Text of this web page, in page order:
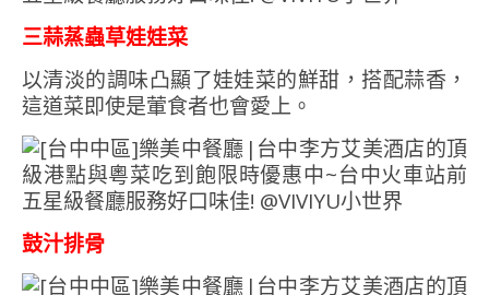
三蒜蒸蟲草娃娃菜
以清淡的調味凸顯了娃娃菜的鮮甜，搭配蒜香，
這道菜即使是葷食者也會愛上。
鼓汁排骨